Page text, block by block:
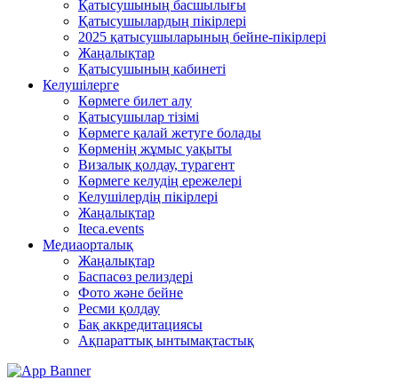
Қатысушының басшылығы
Қатысушылардың пікірлері
2025 қатысушыларының бейне-пікірлері
Жаңалықтар
Қатысушының кабинеті
Келушілерге
Көрмеге билет алу
Қатысушылар тізімі
Көрмеге қалай жетуге болады
Көрменің жұмыс уақыты
Визалық қолдау, турагент
Көрмеге келудің ережелері
Келушілердің пікірлері
Жаңалықтар
Iteca.events
Медиаорталық
Жаңалықтар
Баспасөз релиздері
Фото және бейне
Ресми қолдау
Бақ аккредитациясы
Ақпараттық ынтымақтастық